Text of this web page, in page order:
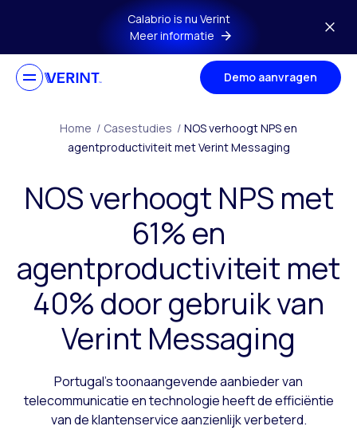
Ga naar hoofdmenuCalabrio is nu Verint
Meer informatie
Demo aanvragen
Home / Casestudies / NOS verhoogt NPS en
agentproductiviteit met Verint Messaging
NOS verhoogt NPS met
61% en
agentproductiviteit met
40% door gebruik van
Verint Messaging
Portugal's toonaangevende aanbieder van
telecommunicatie en technologie heeft de efficiëntie
van de klantenservice aanzienlijk verbeterd.